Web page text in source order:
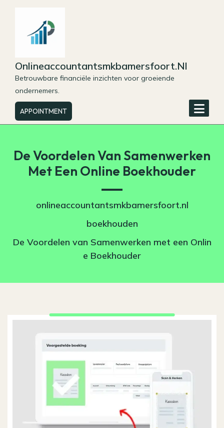
Onlineaccountantsmkbamersfoort.nl
Betrouwbare financiële inzichten voor groeiende
ondernemers.
APPOINTMENT
De Voordelen Van Samenwerken
Met Een Online Boekhouder
onlineaccountantsmkbamersfoort.nl
boekhouden
De Voordelen van Samenwerken met een Onlin
e Boekhouder